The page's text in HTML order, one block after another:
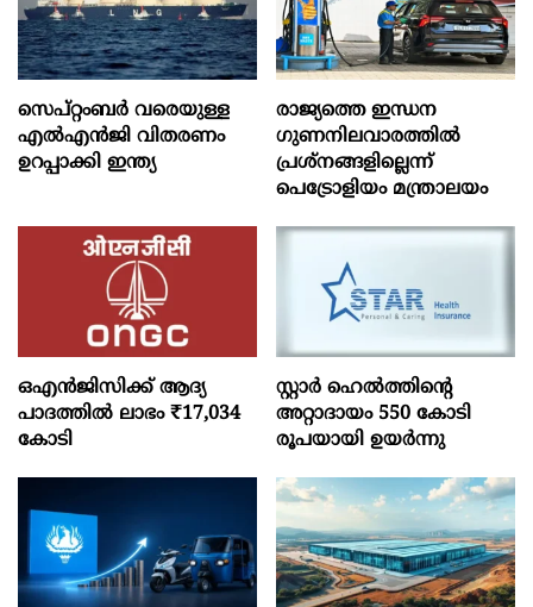
സെപ്റ്റംബർ വരെയുള്ള
എൽഎൻജി വിതരണം
ഉറപ്പാക്കി ഇന്ത്യ
രാജ്യത്തെ ഇന്ധന
ഗുണനിലവാരത്തില്‍
പ്രശ്‌നങ്ങളില്ലെന്ന്
പെട്രോളിയം മന്ത്രാലയം
ഒഎന്‍ജിസിക്ക് ആദ്യ
പാദത്തില്‍ ലാഭം ₹17,034
കോടി
സ്റ്റാർ ഹെൽത്തിന്റെ
അറ്റാദായം 550 കോടി
രൂപയായി ഉയർന്നു